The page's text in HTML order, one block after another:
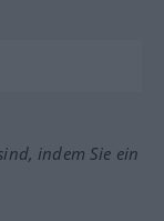
indem Sie ein